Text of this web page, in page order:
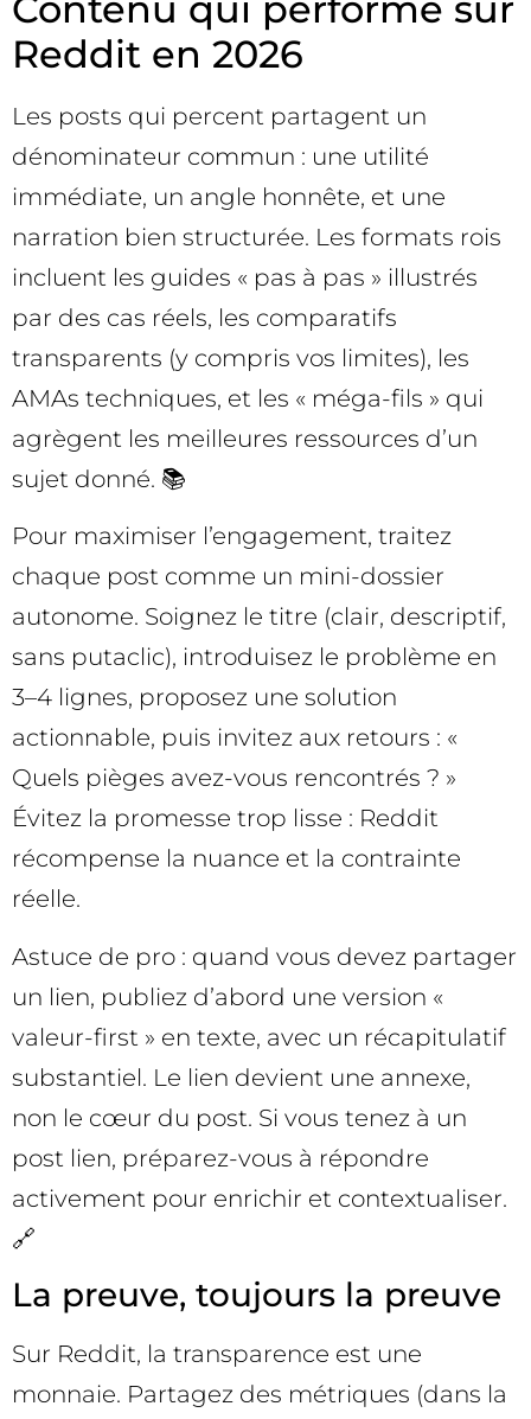
Reddit en 2026
Les posts qui percent partagent un
dénominateur commun : une utilité
immédiate, un angle honnête, et une
narration bien structurée. Les formats rois
incluent les guides « pas à pas » illustrés
par des cas réels, les comparatifs
transparents (y compris vos limites), les
AMAs techniques, et les « méga-fils » qui
agrègent les meilleures ressources d’un
sujet donné. 📚
Pour maximiser l’engagement, traitez
chaque post comme un mini-dossier
autonome. Soignez le titre (clair, descriptif,
sans putaclic), introduisez le problème en
3–4 lignes, proposez une solution
actionnable, puis invitez aux retours : «
Quels pièges avez-vous rencontrés ? »
Évitez la promesse trop lisse : Reddit
récompense la nuance et la contrainte
réelle.
Astuce de pro : quand vous devez partager
un lien, publiez d’abord une version «
valeur-first » en texte, avec un récapitulatif
substantiel. Le lien devient une annexe,
non le cœur du post. Si vous tenez à un
post lien, préparez-vous à répondre
activement pour enrichir et contextualiser.
🔗
La preuve, toujours la preuve
Sur Reddit, la transparence est une
monnaie. Partagez des métriques (dans la